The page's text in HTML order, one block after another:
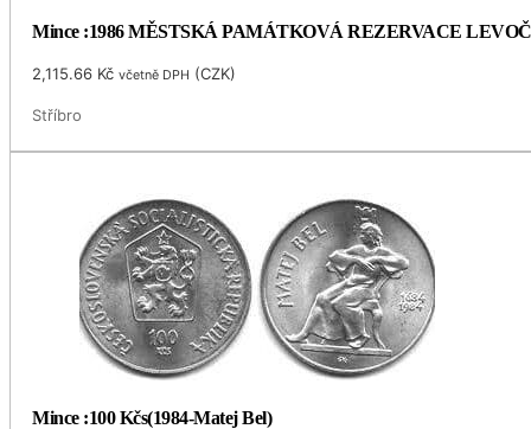
Mince :1986 MĚSTSKÁ PAMÁTKOVÁ REZERVACE
2,115.66 Kč včetně DPH (CZK)
Stříbro
Mince :100 Kčs(1984-Matej Bel)